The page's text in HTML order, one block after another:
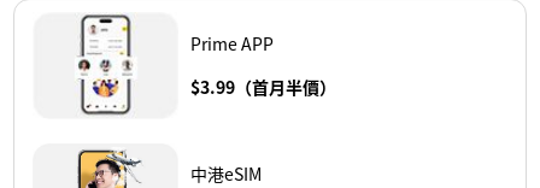
Prime APP
$3.99（首月半價）
中港eSIM